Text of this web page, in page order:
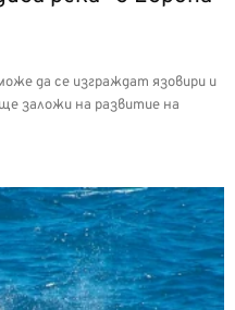
да се изграждат язовири и
заложи на развитие на